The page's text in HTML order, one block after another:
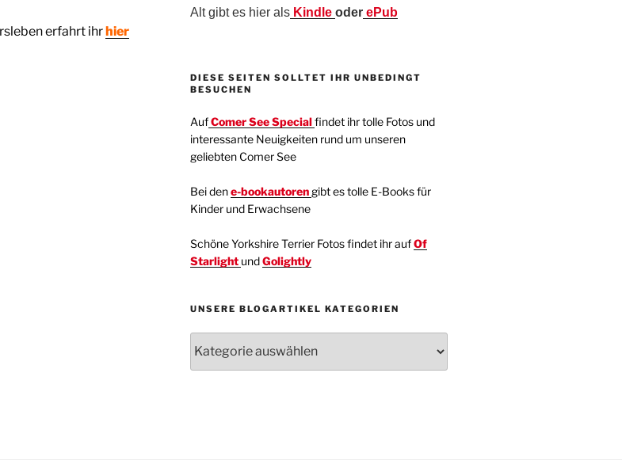
erfahrt ihrhier
Alt gibt es hier alsKindle oder ePub
DIESE SEITEN SOLLTET IHR UNBEDINGT
BESUCHEN
AufComer See Specialfindet ihr tolle Fotos und
interessante Neuigkeiten rund um unseren
geliebten Comer See
Bei den e-bookautoren gibt es tolle E-Books für
Kinder und Erwachsene
Schöne Yorkshire Terrier Fotos findet ihr aufOf
Starlight undGolightly
UNSERE BLOGARTIKEL KATEGORIEN
Blogartikel
Kategorien